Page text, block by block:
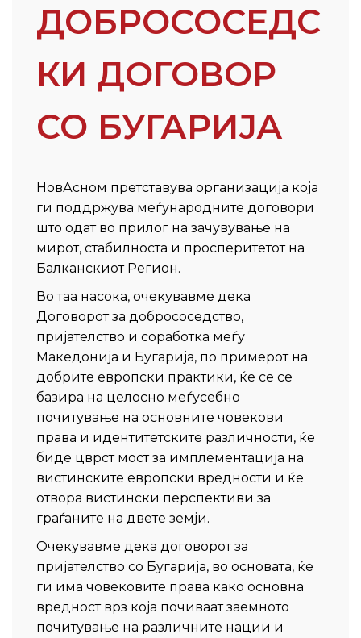
ДОБРОСОСЕДС
КИ ДОГОВОР
СО БУГАРИЈА
НовАсном претставува организација која
ги поддржува меѓународните договори
што одат во прилог на зачувување на
мирот, стабилноста и просперитетот на
Балканскиот Регион.
Во таа насока, очекувавме дека
Договорот за добрососедство,
пријателство и соработка меѓу
Македонија и Бугарија, по примерот на
добрите европски практики, ќе се се
базира на целосно меѓусебно
почитување на основните човекови
права и идентитетските различности, ќе
биде цврст мост за имплементација на
вистинските европски вредности и ќе
отвора вистински перспективи за
граѓаните на двете земји.
Очекувавме дека договорот за
пријателство со Бугарија, во основата, ќе
ги има човековите права како основна
вредност врз која почиваат заемното
почитување на различните нации и